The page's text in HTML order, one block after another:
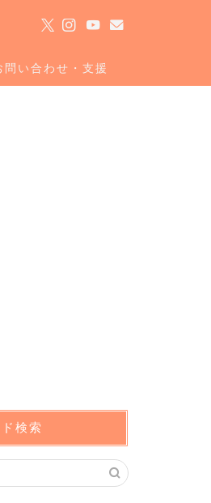
問い合わせ・支援
検索